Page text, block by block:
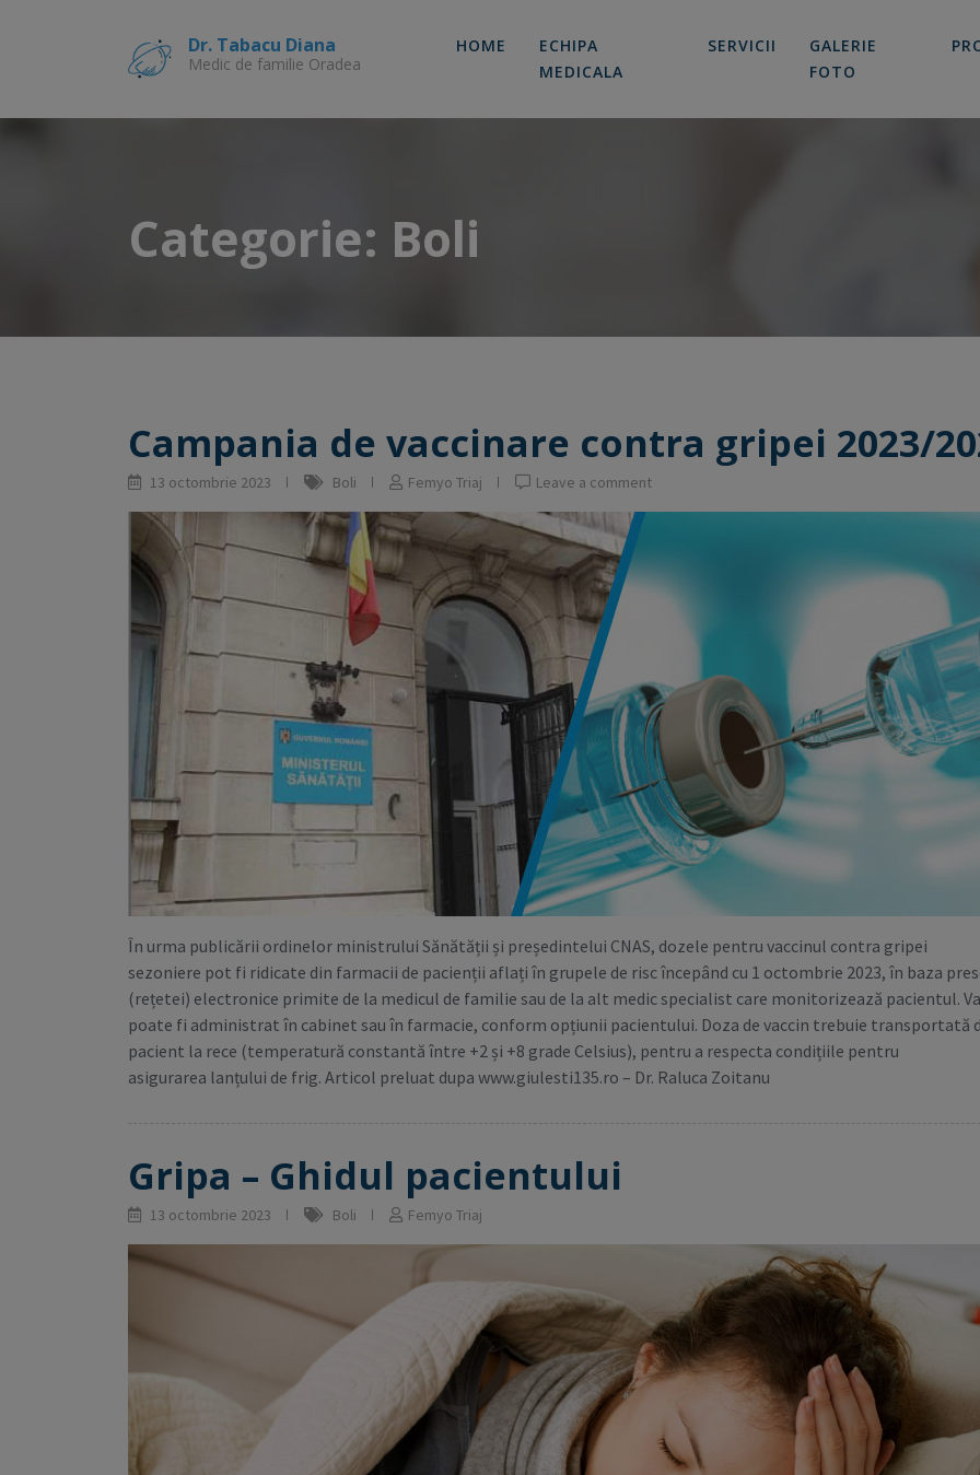
Dr. Tabacu Diana
Medic de familie Oradea
HOME
ECHIPA
MEDICALA
SERVICII
GALERIE
FOTO
Categorie: Boli
Campania de vaccinare contra gripei 2023/
13 octombrie 2023 Boli Femyo Triaj Leave a comment
În urma publicării ordinelor ministrului Sănătății și președintelui CNAS, dozele pentru vaccinul contra gripei
sezoniere pot fi ridicate din farmacii de pacienții aflați în grupele de risc începând cu 1 octombrie 2023, în baza
(rețetei) electronice primite de la medicul de familie sau de la alt medic specialist care monitorizează pacientul.
poate fi administrat în cabinet sau în farmacie, conform opțiunii pacientului. Doza de vaccin trebuie transportată
pacient la rece (temperatură constantă între +2 și +8 grade Celsius), pentru a respecta condițiile pentru
asigurarea lanțului de frig. Articol preluat dupa www.giulesti135.ro – Dr. Raluca Zoitanu
Gripa – Ghidul pacientului
13 octombrie 2023 Boli Femyo Triaj